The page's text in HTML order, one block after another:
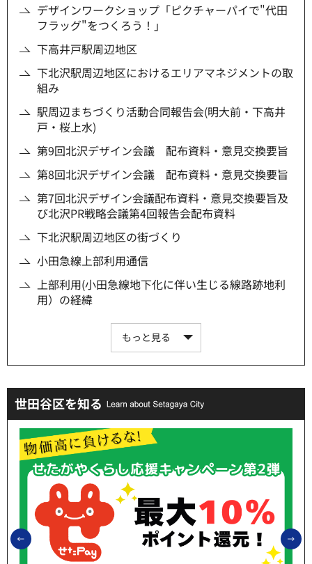
デザインワークショップ「ピクチャーパイで"代田
フラッグ"をつくろう！」
下高井戸駅周辺地区
下北沢駅周辺地区におけるエリアマネジメントの取
組み
駅周辺まちづくり活動合同報告会(明大前・下高井
戸・桜上水)
第9回北沢デザイン会議 配布資料・意見交換要旨
第8回北沢デザイン会議 配布資料・意見交換要旨
第7回北沢デザイン会議配布資料・意見交換要旨及
び北沢PR戦略会議第4回報告会配布資料
下北沢駅周辺地区の街づくり
小田急線上部利用通信
上部利用(小田急線地下化に伴い生じる線路跡地利
用）の経緯
もっと見る
世田谷区を知る
前のスライドを表示